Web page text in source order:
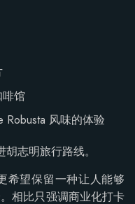
馆
Robusta 风味的体验
志明旅行路线。
希望保留一种让人能够
相比只强调商业化打卡